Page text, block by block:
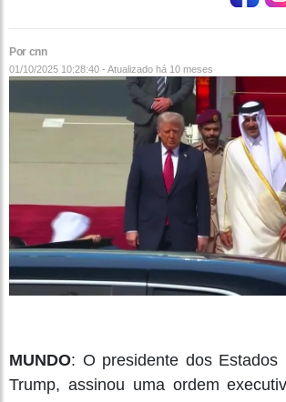
Por cnn
01/10/2025 10:28:40 - Atualizado há 10 meses
MUNDO: O presidente dos Estados
Trump, assinou uma ordem